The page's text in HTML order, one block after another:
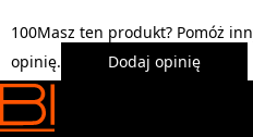
100Masz ten produkt? Pomóż
opinię.
Dodaj opinię